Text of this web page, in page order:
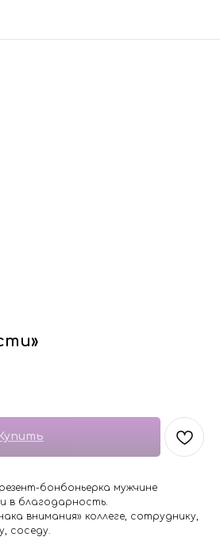
Купить
бонбоньерка мужчине
в благодарность.
внимания» коллеге, сотруднику,
соседу.